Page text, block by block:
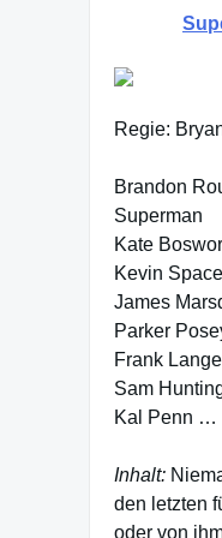
Regie:
Brandon
Superman
Kate
Kevin
James
Parker
Frank
Sam
Kal Penn …
Inhalt:
den letzten
oder von